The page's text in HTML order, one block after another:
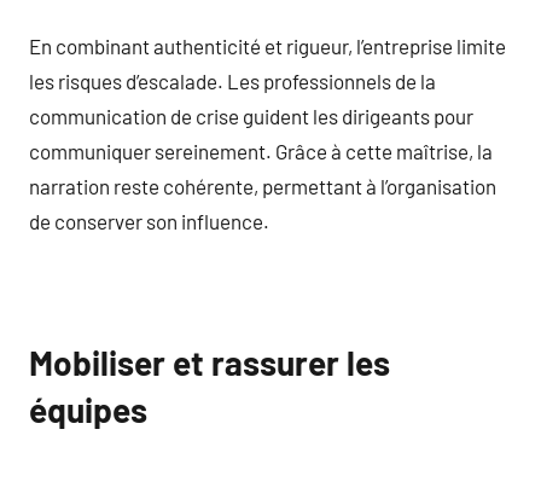
En combinant authenticité et rigueur, l’entreprise limite
les risques d’escalade. Les professionnels de la
communication de crise guident les dirigeants pour
communiquer sereinement. Grâce à cette maîtrise, la
narration reste cohérente, permettant à l’organisation
de conserver son influence.
Mobiliser et rassurer les
équipes